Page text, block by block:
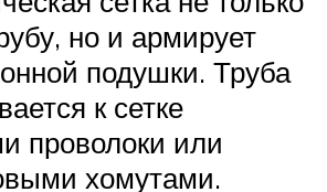
но и армирует
подушки. Труба
к сетке
проволоки или
хомутами.